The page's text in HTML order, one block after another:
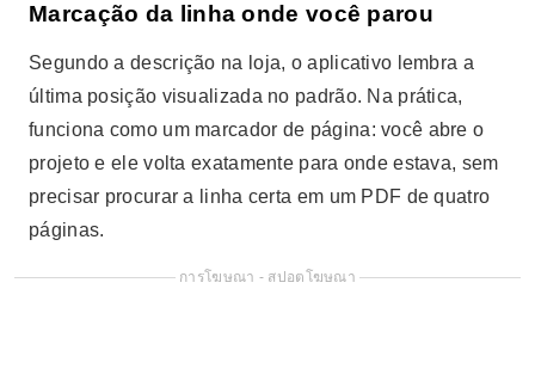
Marcação da linha onde você parou
Segundo a descrição na loja, o aplicativo lembra a
última posição visualizada no padrão. Na prática,
funciona como um marcador de página: você abre o
projeto e ele volta exatamente para onde estava, sem
precisar procurar a linha certa em um PDF de quatro
páginas.
การโฆษณา - สปอตโฆษณา